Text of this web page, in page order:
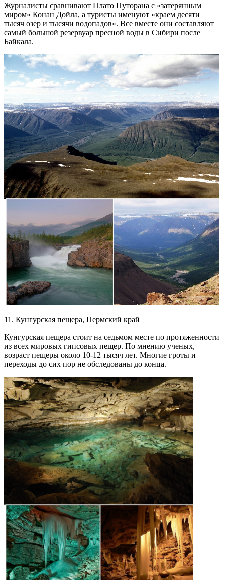
Журналисты сравнивают Плато Путорана с «затерянным
миром» Конан Дойла, а туристы именуют «краем десяти
тысяч озер и тысячи водопадов». Все вместе они составляют
самый большой резервуар пресной воды в Сибири после
Байкала.
11. Кунгурская пещера, Пермский край
Кунгурская пещера стоит на седьмом месте по протяженности
из всех мировых гипсовых пещер. По мнению ученых,
возраст пещеры около 10-12 тысяч лет. Многие гроты и
переходы до сих пор не обследованы до конца.